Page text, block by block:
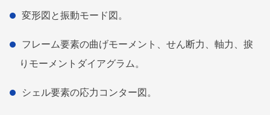
変形図と振動モード図。
フレーム要素の曲げモーメント、せん断力、軸力、捩
りモーメントダイアグラム。
シェル要素の応力コンター図。